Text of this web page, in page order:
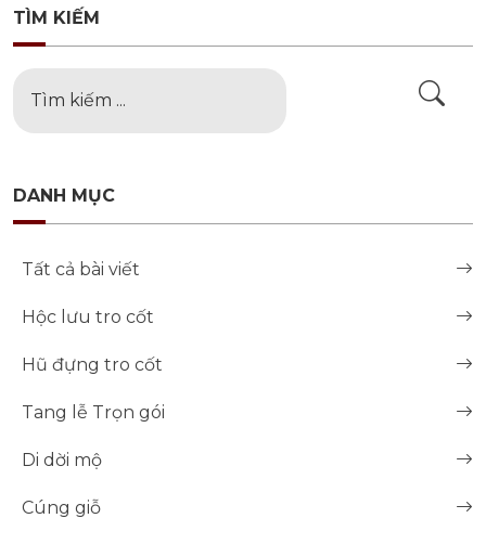
TÌM KIẾM
DANH MỤC
Tất cả bài viết
Hộc lưu tro cốt
Hũ đựng tro cốt
Tang lễ Trọn gói
Di dời mộ
Cúng giỗ